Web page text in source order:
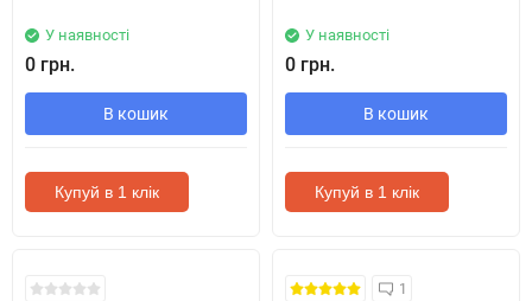
У наявності
0 грн.
В кошик
Купуй в 1 клік
У наявності
0 грн.
В кошик
Купуй в 1 клік
Кожні 1500₴ чеку = 1 тестер Кожні 1500₴ чеку = 1 тестер
1